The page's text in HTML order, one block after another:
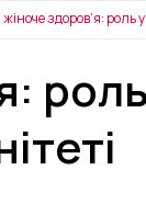
жіноче здоров’я: роль